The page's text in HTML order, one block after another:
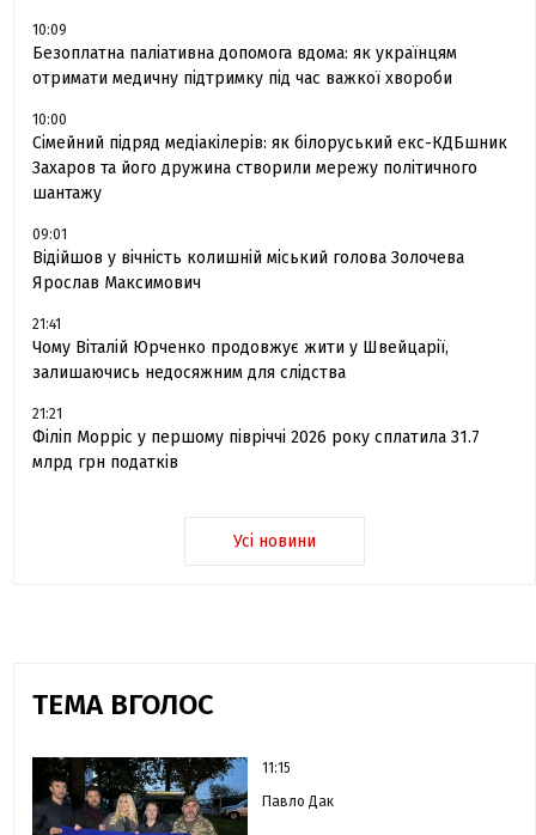
10:09
Безоплатна паліативна допомога вдома: як українцям
отримати медичну підтримку під час важкої хвороби
10:00
Сімейний підряд медіакілерів: як білоруський екс-КДБшник
Захаров та його дружина створили мережу політичного
шантажу
09:01
Відійшов у вічність колишній міський голова Золочева
Ярослав Максимович
21:41
Чому Віталій Юрченко продовжує жити у Швейцарії,
залишаючись недосяжним для слідства
21:21
Філіп Морріс у першому півріччі 2026 року сплатила 31.7
млрд грн податків
Усі новини
ТЕМА ВГОЛОС
11:15
Павло Дак